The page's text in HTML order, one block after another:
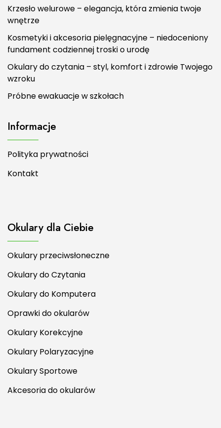
Krzesło welurowe – elegancja, która zmienia twoje
wnętrze
Kosmetyki i akcesoria pielęgnacyjne – niedoceniony
fundament codziennej troski o urodę
Okulary do czytania – styl, komfort i zdrowie Twojego
wzroku
Próbne ewakuacje w szkołach
Informacje
Polityka prywatności
Kontakt
Okulary dla Ciebie
Okulary przeciwsłoneczne
Okulary do Czytania
Okulary do Komputera
Oprawki do okularów
Okulary Korekcyjne
Okulary Polaryzacyjne
Okulary Sportowe
Akcesoria do okularów